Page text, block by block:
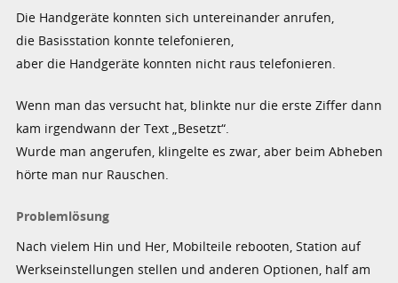
Die Handgeräte konnten sich untereinander anrufen,
die Basisstation konnte telefonieren,
aber die Handgeräte konnten nicht raus telefonieren.
Wenn man das versucht hat, blinkte nur die erste Ziffer dann
kam irgendwann der Text „Besetzt“.
Wurde man angerufen, klingelte es zwar, aber beim Abheben
hörte man nur Rauschen.
Problemlösung
Nach vielem Hin und Her, Mobilteile rebooten, Station auf
Werkseinstellungen stellen und anderen Optionen, half am